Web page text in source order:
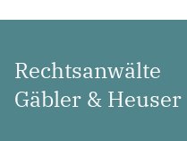
Rechtsanwälte
Gäbler & Heuser